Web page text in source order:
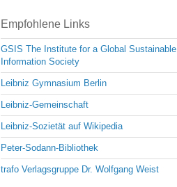
Empfohlene Links
GSIS The Institute for a Global Sustainable
Information Society
Leibniz Gymnasium Berlin
Leibniz-Gemeinschaft
Leibniz-Sozietät auf Wikipedia
Peter-Sodann-Bibliothek
trafo Verlagsgruppe Dr. Wolfgang Weist